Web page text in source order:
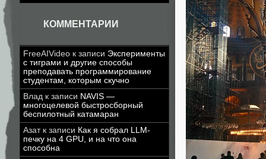
КОММЕНТАРИИ
FreeAIVideo к записи Эксперименты
с тиграми и другие способы
преподавать программирование
студентам, которым скучно
Влад к записи NAVIS —
многоцелевой быстросборный
беспилотный катамаран
Азатк записи Как я собрал LLM-
печку на 4 GPU, и на что она
способна